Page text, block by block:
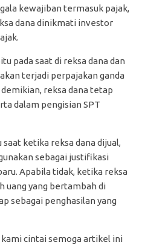
kewajiban termasuk pajak,
dana dinikmati investor
pada saat di reksa dana dan
terjadi perpajakan ganda
reksa dana tetap
dalam pengisian SPT
saat ketika reksa dana dijual,
sebagai justifikasi
Apabila tidak, ketika reksa
uang yang bertambah di
sebagai penghasilan yang
cintai semoga artikel ini